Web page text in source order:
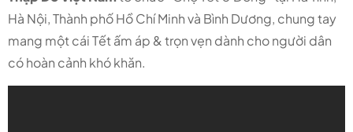
Hà Nội, Thành phố Hồ Chí Minh và Bình Dương, chung tay
mang một cái Tết ấm áp & trọn vẹn dành cho người dân
có hoàn cảnh khó khăn.